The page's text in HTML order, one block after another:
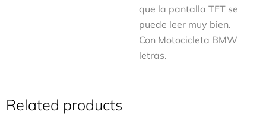
que la pantalla TFT se
puede leer muy bien.
Con Motocicleta BMW
letras.
Related products